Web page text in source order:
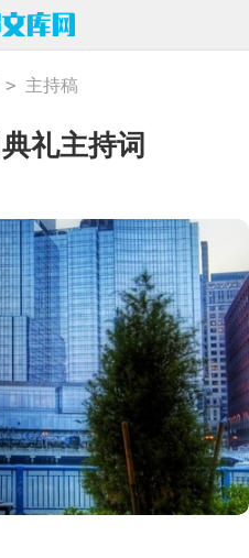
> 主持稿
礼主持词